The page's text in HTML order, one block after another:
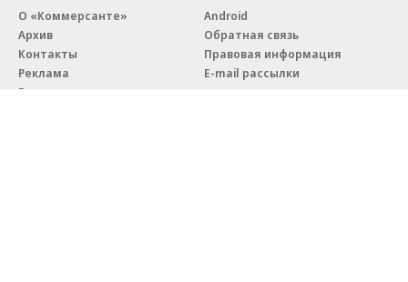
О «Коммерсанте»
Архив
Контакты
Реклама
Вакансии
Android
Обратная связь
Правовая информация
E-mail рассылки